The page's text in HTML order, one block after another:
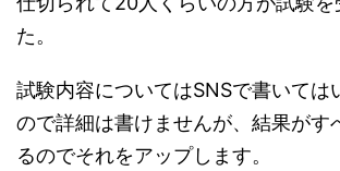
た。
試験内容についてはSNSで書いては
ので詳細は書けませんが、結果がす
るのでそれをアップします。